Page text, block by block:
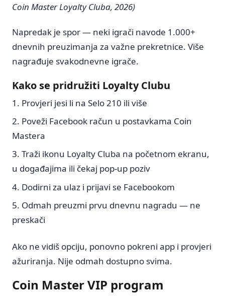
Coin Master Loyalty Cluba, 2026)
Napredak je spor — neki igrači navode 1.000+
dnevnih preuzimanja za važne prekretnice. Više
nagrađuje svakodnevne igrače.
Kako se pridružiti Loyalty Clubu
Provjeri jesi li na Selo 210 ili više
Poveži Facebook račun u postavkama Coin
Mastera
Traži ikonu Loyalty Cluba na početnom ekranu,
u događajima ili čekaj pop-up poziv
Dodirni za ulaz i prijavi se Facebookom
Odmah preuzmi prvu dnevnu nagradu — ne
preskači
Ako ne vidiš opciju, ponovno pokreni app i provjeri
ažuriranja. Nije odmah dostupno svima.
Coin Master VIP program